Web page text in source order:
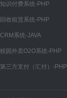
知识付费系统-PHP
回收租赁系统-PHP
CRM系统-JAVA
校园外卖O2O系统-PHP
第三方支付（汇付）-PHP